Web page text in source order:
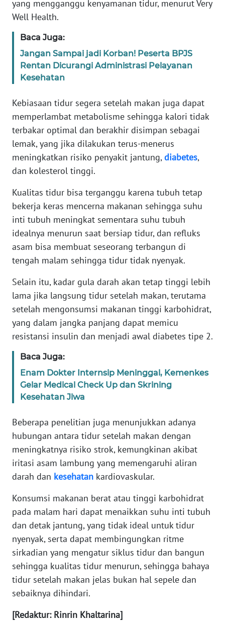
yang mengganggu kenyamanan tidur, menurut Very
Well Health.
Baca Juga:
Jangan Sampai jadi Korban! Peserta BPJS
Rentan Dicurangi Administrasi Pelayanan
Kesehatan
Kebiasaan tidur segera setelah makan juga dapat
memperlambat metabolisme sehingga kalori tidak
terbakar optimal dan berakhir disimpan sebagai
lemak, yang jika dilakukan terus-menerus
meningkatkan risiko penyakit jantung,diabetes,
dan kolesterol tinggi.
Kualitas tidur bisa terganggu karena tubuh tetap
bekerja keras mencerna makanan sehingga suhu
inti tubuh meningkat sementara suhu tubuh
idealnya menurun saat bersiap tidur, dan refluks
asam bisa membuat seseorang terbangun di
tengah malam sehingga tidur tidak nyenyak.
Selain itu, kadar gula darah akan tetap tinggi lebih
lama jika langsung tidur setelah makan, terutama
setelah mengonsumsi makanan tinggi karbohidrat,
yang dalam jangka panjang dapat memicu
resistansi insulin dan menjadi awal diabetes tipe 2.
Baca Juga:
Enam Dokter Internsip Meninggal, Kemenkes
Gelar Medical Check Up dan Skrining
Kesehatan Jiwa
Beberapa penelitian juga menunjukkan adanya
hubungan antara tidur setelah makan dengan
meningkatnya risiko strok, kemungkinan akibat
iritasi asam lambung yang memengaruhi aliran
darah dan kesehatan kardiovaskular.
Konsumsi makanan berat atau tinggi karbohidrat
pada malam hari dapat menaikkan suhu inti tubuh
dan detak jantung, yang tidak ideal untuk tidur
nyenyak, serta dapat membingungkan ritme
sirkadian yang mengatur siklus tidur dan bangun
sehingga kualitas tidur menurun, sehingga bahaya
tidur setelah makan jelas bukan hal sepele dan
sebaiknya dihindari.
[Redaktur: Rinrin Khaltarina]
KARIR
DISCLAIMER
Wahana
News
Regional
WN
SUMUT
WN
JABAR
WN
WN
NTT
WN
WN
PAPUA
PAPUA
BARAT
WN
RIAU
WN
SERAMBI
JAMBI
WN
SULTRA
WN
NTB